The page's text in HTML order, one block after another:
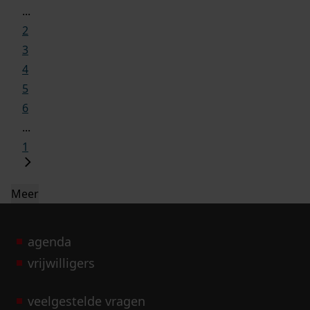
...
2
3
4
5
6
...
1
Meer
agenda
vrijwilligers
veelgestelde vragen